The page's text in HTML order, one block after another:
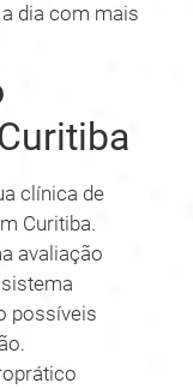
dia com mais
clínica de
Curitiba.
avaliação
possíveis